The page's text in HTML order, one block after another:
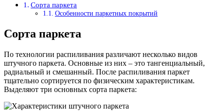
Сорта паркета
Особенности паркетных покрытий
Сорта паркета
По технологии распиливания различают несколько видов
штучного паркета. Основные из них – это тангенциальный,
радиальный и смешанный. После распиливания паркет
тщательно сортируется по физическим характеристикам.
Выделяют три основных сорта паркета: